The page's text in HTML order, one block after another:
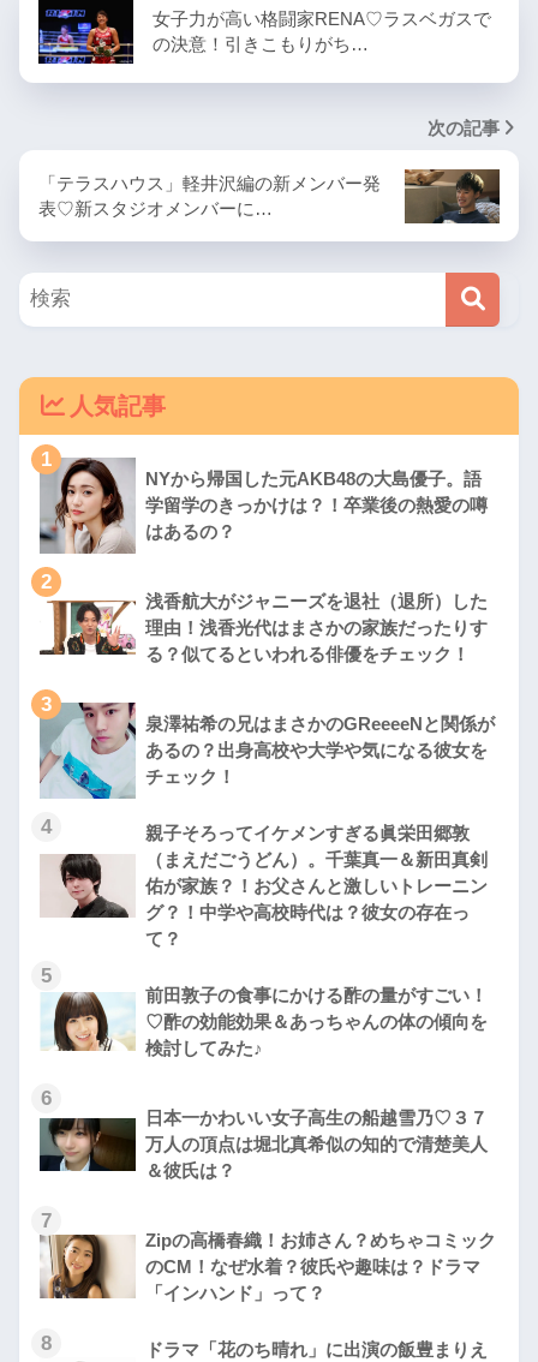
女子力が高い格闘家RENA♡ラスベガスで
の決意！引きこもりがち…
次の記事
「テラスハウス」軽井沢編の新メンバー発
表♡新スタジオメンバーに…
人気記事
1
NYから帰国した元AKB48の大島優子。語
学留学のきっかけは？！卒業後の熱愛の噂
はあるの？
2
浅香航大がジャニーズを退社（退所）した
理由！浅香光代はまさかの家族だったりす
る？似てるといわれる俳優をチェック！
3
泉澤祐希の兄はまさかのGReeeeNと関係が
あるの？出身高校や大学や気になる彼女を
チェック！
4
親子そろってイケメンすぎる眞栄田郷敦
（まえだごうどん）。千葉真一＆新田真剣
佑が家族？！お父さんと激しいトレーニン
グ？！中学や高校時代は？彼女の存在っ
て？
5
前田敦子の食事にかける酢の量がすごい！
♡酢の効能効果＆あっちゃんの体の傾向を
検討してみた♪
6
日本一かわいい女子高生の船越雪乃♡３７
万人の頂点は堀北真希似の知的で清楚美人
＆彼氏は？
7
Zipの高橋春織！お姉さん？めちゃコミック
のCM！なぜ水着？彼氏や趣味は？ドラマ
「インハンド」って？
8
ドラマ「花のち晴れ」に出演の飯豊まりえ